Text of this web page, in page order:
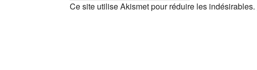
Ce site utilise Akismet pour réduire les indésirables.